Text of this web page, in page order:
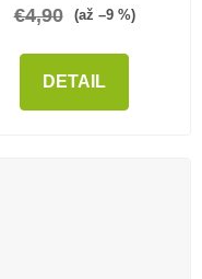
€4,90 (až –9 %)
DETAIL